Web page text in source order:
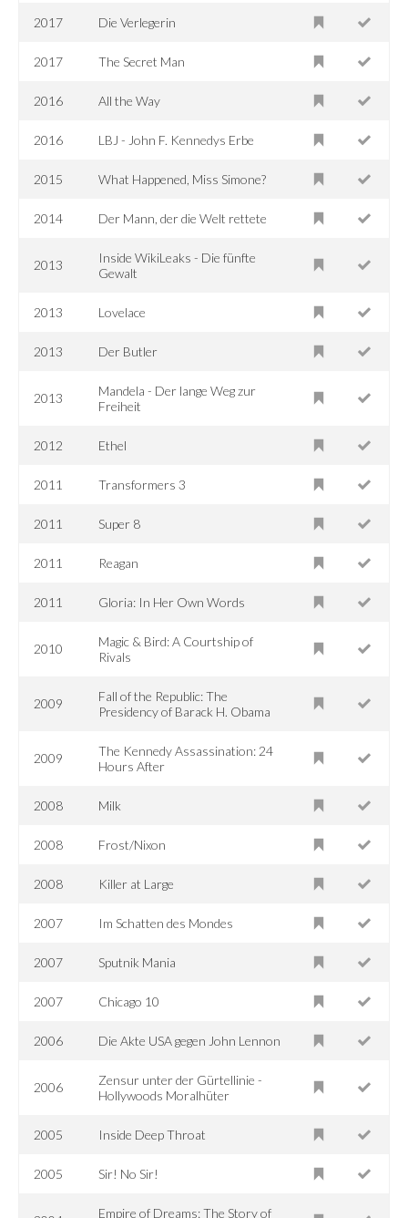
2017 Die Verlegerin
2017 The Secret Man
2016 All the Way
2016 LBJ - John F. Kennedys Erbe
2015 What Happened, Miss Simone?
2014 Der Mann, der die Welt rettete
2013
Inside WikiLeaks - Die fünfte
Gewalt
2013 Lovelace
2013 Der Butler
2013
Mandela - Der lange Weg zur
Freiheit
2012 Ethel
2011 Transformers 3
2011 Super 8
2011 Reagan
2011 Gloria: In Her Own Words
2010
Magic & Bird: A Courtship of
Rivals
2009
Fall of the Republic: The
Presidency of Barack H. Obama
2009
The Kennedy Assassination: 24
Hours After
2008 Milk
2008 Frost/Nixon
2008 Killer at Large
2007 Im Schatten des Mondes
2007 Sputnik Mania
2007 Chicago 10
2006 Die Akte USA gegen John Lennon
2006
Zensur unter der Gürtellinie -
Hollywoods Moralhüter
2005 Inside Deep Throat
2005 Sir! No Sir!
Empire of Dreams: The Story of